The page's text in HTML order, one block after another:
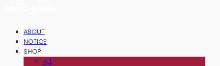
ABOUT
NOTICE
SHOP
ALL